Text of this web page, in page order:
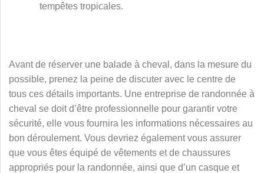
tempêtes tropicales.
Avant de réserver une balade à cheval, dans la mesure du
possible, prenez la peine de discuter avec le centre de
tous ces détails importants. Une entreprise de randonnée à
cheval se doit d’être professionnelle pour garantir votre
sécurité, elle vous fournira les informations nécessaires au
bon déroulement. Vous devriez également vous assurer
que vous êtes équipé de vêtements et de chaussures
appropriés pour la randonnée, ainsi que d’un casque et